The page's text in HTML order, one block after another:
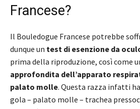
Francese?
Il Bouledogue Francese potrebbe
dunque un test di esenzione da
prima della riproduzione, così come
approfondita dell’apparato
palato molle. Questa razza infatti
gola – palato molle – trachea